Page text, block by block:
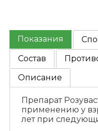
Показания
Состав
Описание
Препарат
применению у
лет при